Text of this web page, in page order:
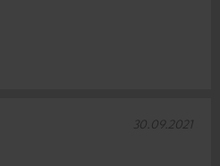
30.09.2021